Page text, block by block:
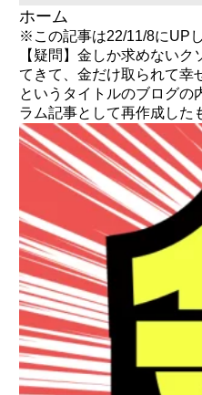
ホーム
※この記事は22/11/8にUP
【疑問】金しか求めない
てきて、金だけ取られて幸
というタイトルのブログの
ラム記事として再作成した